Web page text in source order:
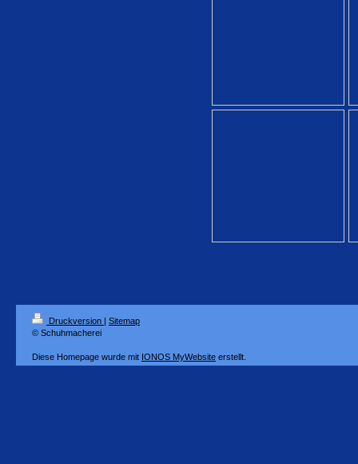
Druckversion | Sitemap
© Schuhmacherei
Diese Homepage wurde mit IONOS MyWebsite erstellt.